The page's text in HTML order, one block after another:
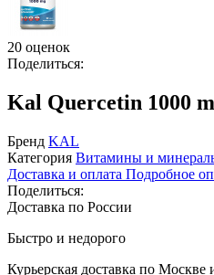
20 оценок
Поделиться:
Kal Quercetin 1000
Бренд KAL
Категория Витамины и
Доставка и оплата Подробное
Поделиться:
Доставка по России
Быстро и недорого
Курьерская доставка по